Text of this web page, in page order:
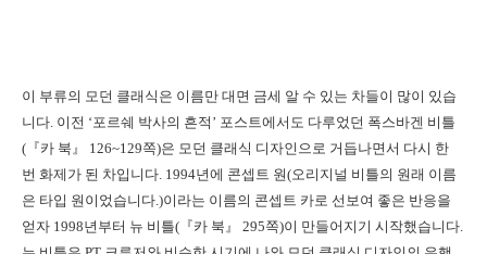
이 부류의 모던 클래식은 이름만 대면 금세 알 수 있는 차들이 많이 있습
니다. 이전 ‘포르쉐 박사의 흔적’ 포스트에서도 다루었던 폭스바겐 비틀
(『카 북』 126~129쪽)은 모던 클래식 디자인으로 거듭나면서 다시 한
번 화제가 된 차입니다. 1994년에 콘셉트 원(오리지널 비틀의 원래 이름
은 타입 원이었습니다.)이라는 이름의 콘셉트 카로 선보여 좋은 반응을
얻자 1998년부터 뉴 비틀(『카 북』 295쪽)이 만들어지기 시작했습니다.